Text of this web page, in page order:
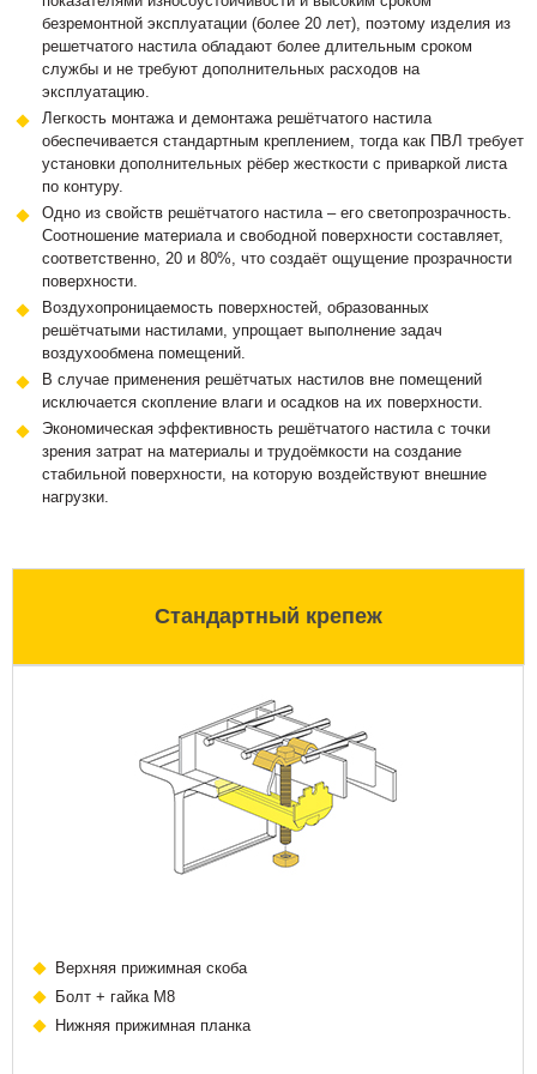
безремонтной эксплуатации (более 20 лет), поэтому изделия из
решетчатого настила обладают более длительным сроком
службы и не требуют дополнительных расходов на
эксплуатацию.
Легкость монтажа и демонтажа решётчатого настила
обеспечивается стандартным креплением, тогда как ПВЛ требует
установки дополнительных рёбер жесткости с приваркой листа
по контуру.
Одно из свойств решётчатого настила – его светопрозрачность.
Соотношение материала и свободной поверхности составляет,
соответственно, 20 и 80%, что создаёт ощущение прозрачности
поверхности.
Воздухопроницаемость поверхностей, образованных
решётчатыми настилами, упрощает выполнение задач
воздухообмена помещений.
В случае применения решётчатых настилов вне помещений
исключается скопление влаги и осадков на их поверхности.
Экономическая эффективность решётчатого настила с точки
зрения затрат на материалы и трудоёмкости на создание
стабильной поверхности, на которую воздействуют внешние
нагрузки.
Стандартный крепеж
Верхняя прижимная скоба
Болт + гайка М8
Нижняя прижимная планка